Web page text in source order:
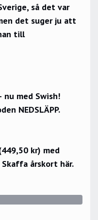
så det var
det suger ju att
till
nu med Swish!
NEDSLÄPP.
kr) med
Skaffa årskort här.